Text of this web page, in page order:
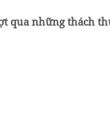
qua những thách